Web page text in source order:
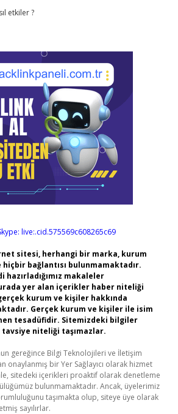
etkiler ?
live:.cid.575569c608265c69
sitesi, herhangi bir marka, kurum
bağlantısı bulunmamaktadır.
hazırladığımız makaleler
yer alan içerikler haber niteliği
kurum ve kişiler hakkında
Gerçek kurum ve kişiler ile isim
tesadüfidir. Sitemizdeki bilgiler
niteliği taşımazlar.
gereğince Bilgi Teknolojileri ve İletişim
onaylanmış bir Yer Sağlayıcı olarak hizmet
sitedeki içerikleri proaktif olarak denetleme
bulunmamaktadır. Ancak, üyelerimiz
taşımakta olup, siteye üye olarak
sayılırlar.